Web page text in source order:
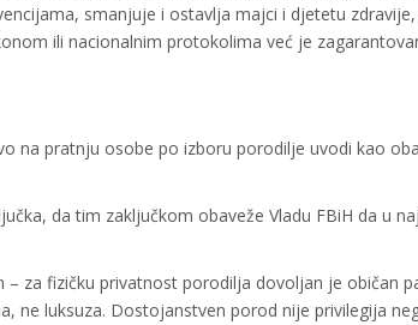
smanjuje i ostavlja majci i djetetu
ili nacionalnim protokolima već je
pratnju osobe po izboru porodilje uvodi kao
da tim zaključkom obaveže Vladu FBiH da u
za fizičku privatnost porodilja dovoljan je običan
ne luksuza. Dostojanstven porod nije privilegija